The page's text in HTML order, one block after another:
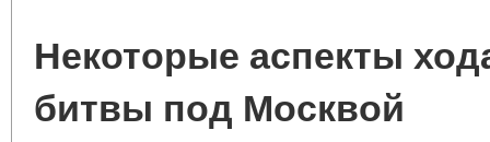
Некоторые аспекты
битвы под Москвой